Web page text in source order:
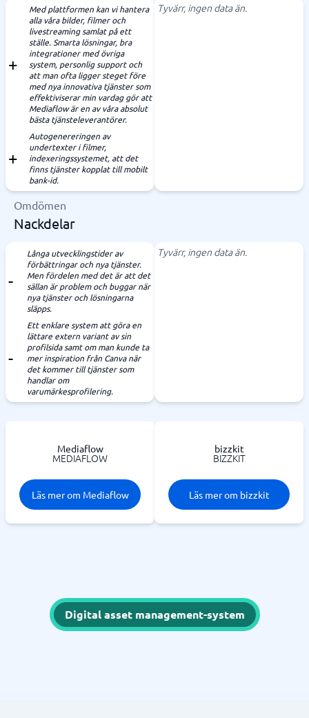
Med plattformen kan vi hantera
alla våra bilder, filmer och
livestreaming samlat på ett
ställe. Smarta lösningar, bra
integrationer med övriga
system, personlig support och
att man ofta ligger steget före
med nya innovativa tjänster som
effektiviserar min vardag gör att
Mediaflow är en av våra absolut
bästa tjänsteleverantörer.
Autogenereringen av
undertexter i filmer,
indexeringssystemet, att det
finns tjänster kopplat till mobilt
bank-id.
Tyvärr, ingen data än.
Omdömen
Nackdelar
Långa utvecklingstider av
förbättringar och nya tjänster.
Men fördelen med det är att det
sällan är problem och buggar när
nya tjänster och lösningarna
släpps.
Ett enklare system att göra en
lättare extern variant av sin
profilsida samt om man kunde ta
mer inspiration från Canva när
det kommer till tjänster som
handlar om
varumärkesprofilering.
Tyvärr, ingen data än.
Mediaflow
MEDIAFLOW
Läs mer om Mediaflow
bizzkit
BIZZKIT
Läs mer om bizzkit
Digital asset management-system